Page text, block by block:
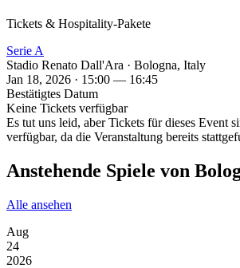
Tickets & Hospitality-Pakete
Serie A
Stadio Renato Dall'Ara · Bologna, Italy
Jan 18, 2026 · 15:00 — 16:45
Bestätigtes Datum
Keine Tickets verfügbar
Es tut uns leid, aber Tickets für dieses Event
verfügbar, da die Veranstaltung bereits
Anstehende Spiele von
Alle ansehen
Aug
24
2026